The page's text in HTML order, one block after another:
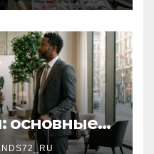
основные